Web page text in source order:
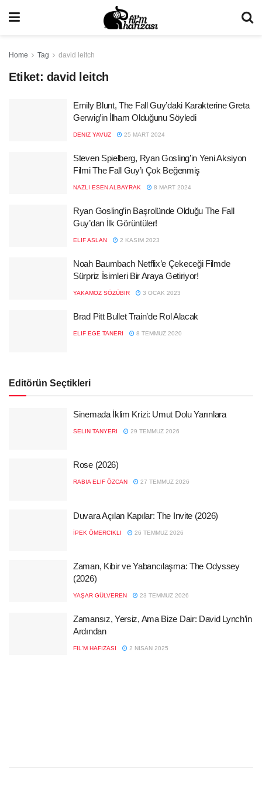
Home Tag david leitch
Etiket: david leitch
Emily Blunt, The Fall Guy’daki Karakterine Greta
Gerwig’in İlham Olduğunu Söyledi
DENIZ YAVUZ 25 MART 2024
Steven Spielberg, Ryan Gosling’in Yeni Aksiyon
Filmi The Fall Guy’ı Çok Beğenmiş
NAZLI ESEN ALBAYRAK 8 MART 2024
Ryan Gosling’in Başrolünde Olduğu The Fall
Guy’dan İlk Görüntüler!
ELIF ASLAN 2 KASIM 2023
Noah Baumbach Netflix’e Çekeceği Filmde
Sürpriz İsimleri Bir Araya Getiriyor!
YAKAMOZ SÖZÜBIR 3 OCAK 2023
Brad Pitt Bullet Train’de Rol Alacak
ELIF EGE TANERI 8 TEMMUZ 2020
Editörün Seçtikleri
Sinemada İklim Krizi: Umut Dolu Yarınlara
SELIN TANYERI 29 TEMMUZ 2026
Rose (2026)
RABIA ELIF ÖZCAN 27 TEMMUZ 2026
Duvara Açılan Kapılar: The Invite (2026)
İPEK ÖMERCIKLI 26 TEMMUZ 2026
Zaman, Kibir ve Yabancılaşma: The Odyssey
(2026)
YAŞAR GÜLVEREN 23 TEMMUZ 2026
Zamansız, Yersiz, Ama Bize Dair: David Lynch’in
Ardından
FIL'M HAFIZASI 2 NISAN 2025